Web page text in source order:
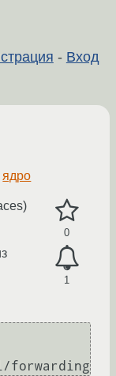
- Вход
ядро
0
1